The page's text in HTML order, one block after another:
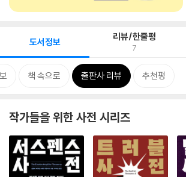
도서정보 리뷰/한줄평
7
책 속으로 출판사 리뷰 추천평
작가들을 위한 사전 시리즈